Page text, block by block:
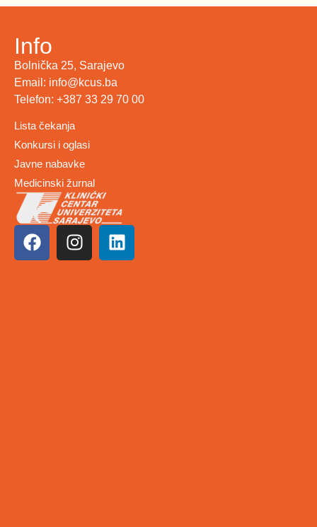
Info
Bolnička 25, Sarajevo
Email: info@kcus.ba
Telefon: +387 33 29 70 00
Lista čekanja
Konkursi i oglasi
Javne nabavke
Medicinski žurnal